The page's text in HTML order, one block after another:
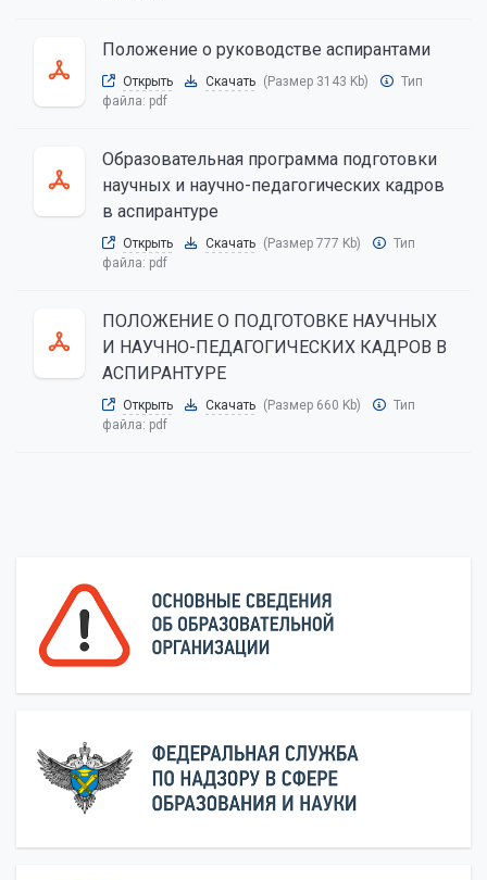
Положение о руководстве аспирантами
Открыть Скачать (Размер 3143 Kb)
Тип
файла: pdf
Образовательная программа подготовки
научных и научно-педагогических кадров
в аспирантуре
Открыть Скачать (Размер 777 Kb)
Тип
файла: pdf
ПОЛОЖЕНИЕ О ПОДГОТОВКЕ НАУЧНЫХ
И НАУЧНО-ПЕДАГОГИЧЕСКИХ КАДРОВ В
АСПИРАНТУРЕ
Открыть Скачать (Размер 660 Kb)
Тип
файла: pdf